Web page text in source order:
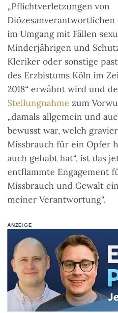
„Pflichtverletzungen von
Diözesanverantwortlichen
im Umgang mit Fällen
Minderjährigen und
Kleriker oder sonstige
des Erzbistums Köln im
2018“ erwähnt wird und
Stellungnahme zum
„damals allgemein und
bewusst war, welch
Missbrauch für ein Opfer
auch gehabt hat“, ist das
entflammte Engagement
Missbrauch und Gewalt
meiner Verantwortung“.
ANZEIGE